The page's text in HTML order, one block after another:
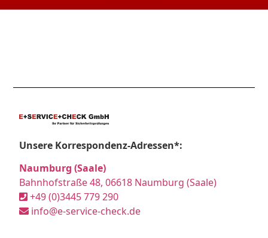
Unsere Korrespondenz-Adressen*:
Naumburg (Saale)
Bahnhofstraße 48, 06618 Naumburg (Saale)
+49 (0)3445 779 290
info@e-service-check.de